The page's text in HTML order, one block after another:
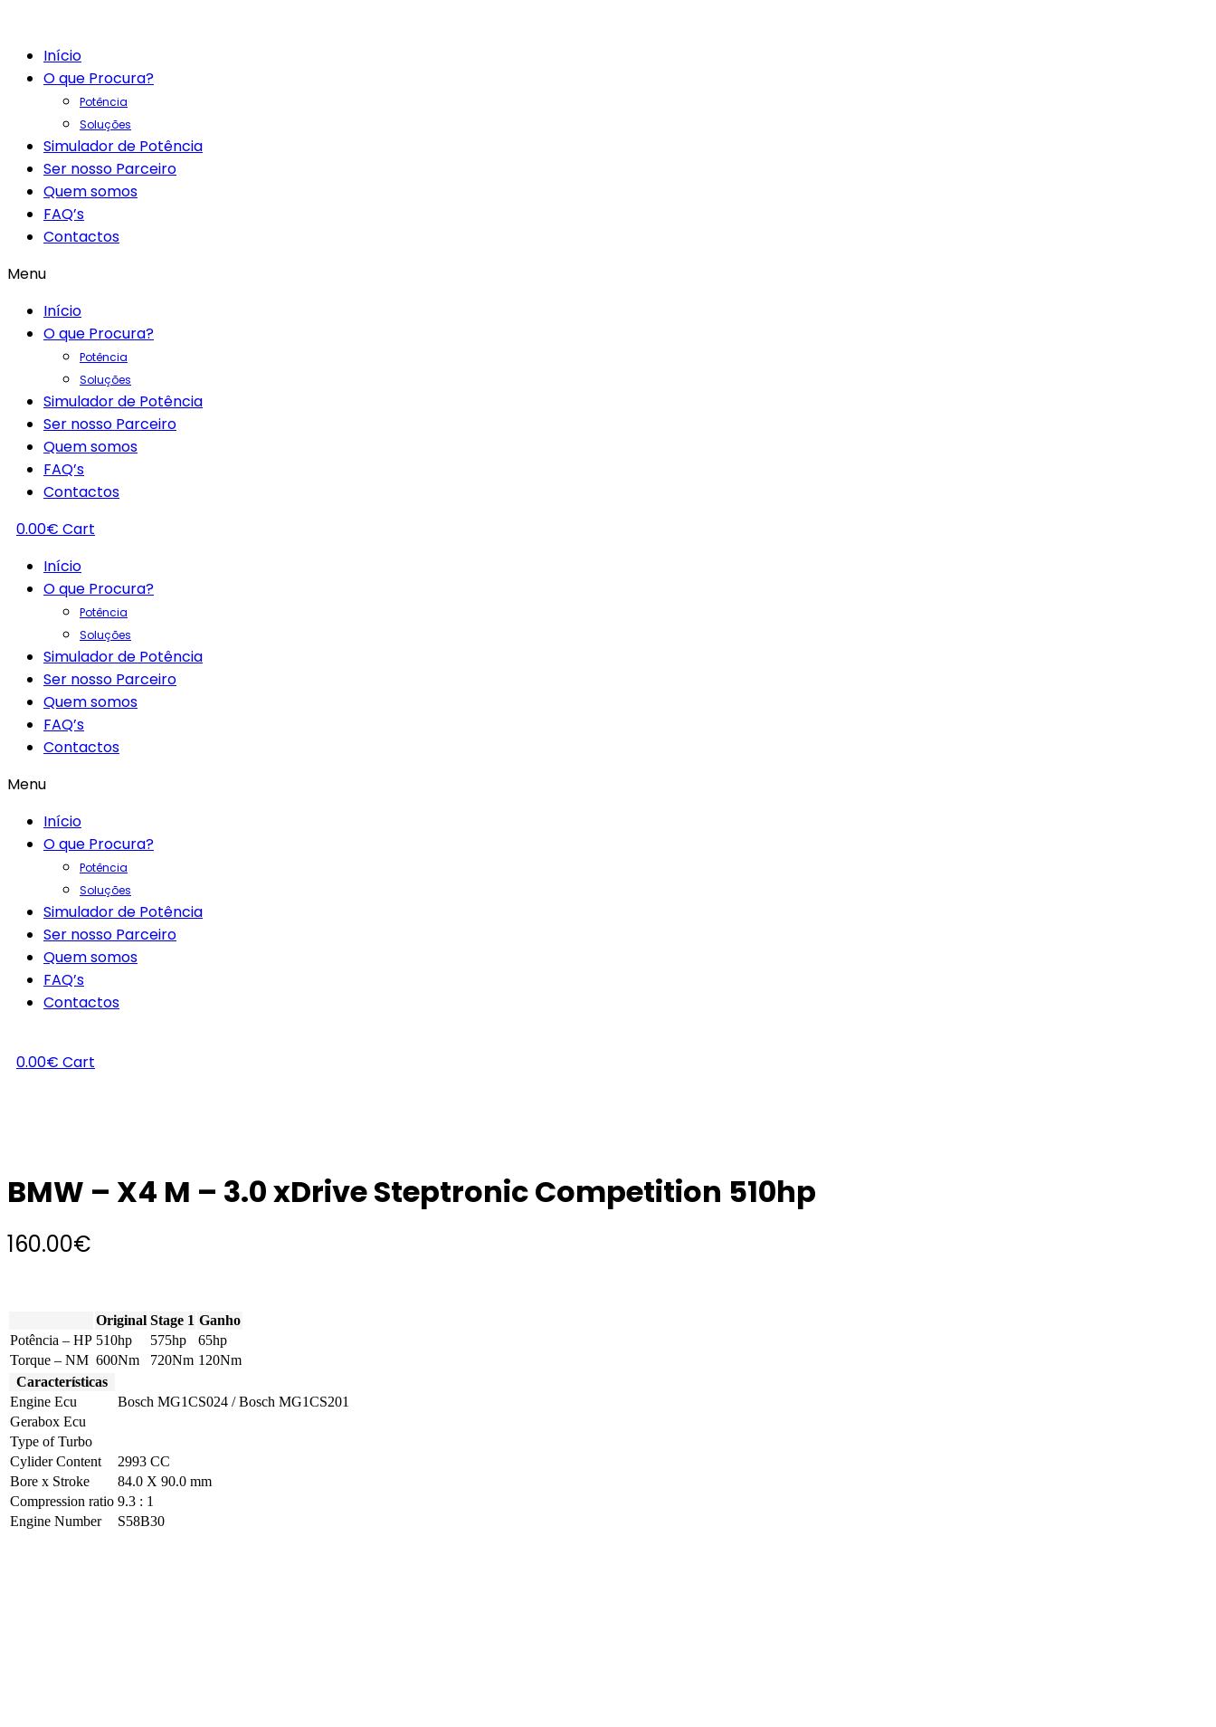
Início
O que Procura?
Potência
Soluções
Simulador de Potência
Ser nosso Parceiro
Quem somos
FAQ’s
Contactos
Menu
Início
O que Procura?
Potência
Soluções
Simulador de Potência
Ser nosso Parceiro
Quem somos
FAQ’s
Contactos
0.00€ Cart
Início
O que Procura?
Potência
Soluções
Simulador de Potência
Ser nosso Parceiro
Quem somos
FAQ’s
Contactos
Menu
Início
O que Procura?
Potência
Soluções
Simulador de Potência
Ser nosso Parceiro
Quem somos
FAQ’s
Contactos
0.00€ Cart
BMW – X4 M – 3.0 xDrive Steptronic Competition 510hp
160.00€
Original Stage 1 Ganho
Potência – HP 510hp 575hp
65hp
Torque – NM 600Nm 720Nm 120Nm
Características
Engine Ecu
Bosch MG1CS024 / Bosch MG1CS201
Gerabox Ecu
Type of Turbo
Cylider Content
2993 CC
Bore x Stroke
84.0 X 90.0 mm
Compression ratio 9.3 : 1
Engine Number
S58B30